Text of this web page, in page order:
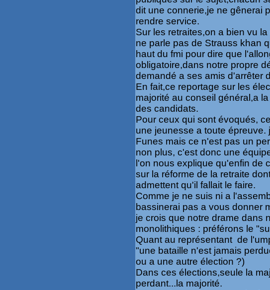
dit une connerie,je ne gênerai
rendre service.
Sur les retraites,on a bien vu
ne parle pas de Strauss khan
haut du fmi pour dire que
obligatoire,dans notre propre
demandé a ses amis d'arrêter
En fait,ce reportage sur les
majorité au conseil général,a
des candidats.
Pour ceux qui sont évoqués,
une jeunesse a toute épreuve.
Funes mais ce n'est pas un
non plus, c'est donc une
l'on nous explique qu'enfin de
sur la réforme de la retraite
admettent qu'il fallait le faire.
Comme je ne suis ni a
bassinerai pas a vous donner
je crois que notre drame dans
monolithiques : préférons le
Quant au représentant de
"une bataille n'est jamais
ou a une autre élection ?)
Dans ces élections,seu le la
perdant...la majorité.